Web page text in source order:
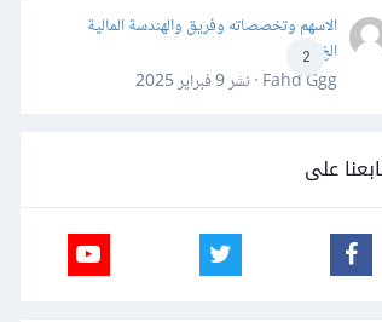
2
الاسهم وتخصصاته وفريق والهندسة المالية
الخ
Fahd Ggg · نشر
9 فبراير 2025
على